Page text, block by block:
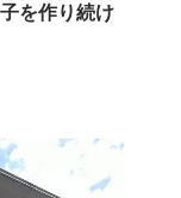
を作り続け